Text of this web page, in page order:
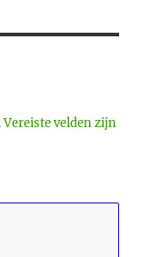
Vereiste velden zijn